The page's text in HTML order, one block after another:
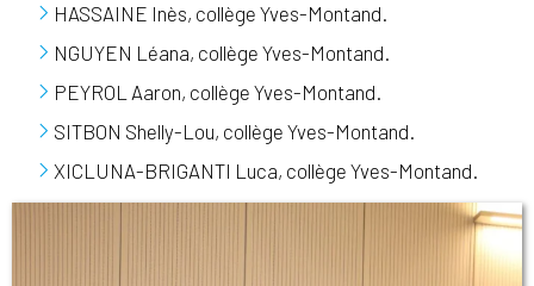
HASSAINE Inès, collège Yves-Montand.
NGUYEN Léana, collège Yves-Montand.
PEYROL Aaron, collège Yves-Montand.
SITBON Shelly-Lou, collège Yves-Montand.
XICLUNA-BRIGANTI Luca, collège Yves-Montand.